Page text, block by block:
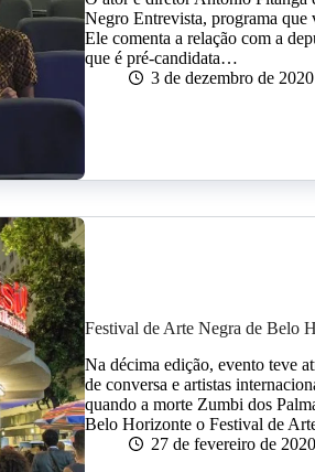
Negro Entrevista, programa
Ele comenta a relação com a
que é pré-candidata…
3 de dezembro de 2020
Festival de Arte Negra de Belo
Na décima edição, evento teve
de conversa e artistas
quando a morte Zumbi dos
Belo Horizonte o Festival de
27 de fevereiro de 2020